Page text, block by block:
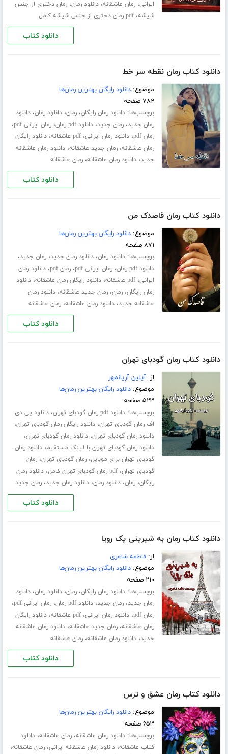
ایرانی،رمان عاشقانه،دانلود رمان،رمان دختری از جنس
شیشه،pdf رمان دختری از جنس شیشه کامل
دانلود کتاب
دانلود کتاب رمان نقطه سر خط
موضوع:دانلود رایگان بهترین رمان‌ها
۷۸۲ صفحه
برچسب‌ها:دانلود رمان رایگان،رمان،دانلود رمان،دانلود
رمان جدید،رمان جدید،دانلود pdf رمان ،رمان ایرانی pdf ،
رمان pdf ،دانلود رمان ایرانی،pdf عاشقانه ،دانلود رایگان
رمان عاشقانه،رمان جدید عاشقانه،دانلود رمان عاشقانه
جدید،دانلود رمان عاشقانه،رمان عاشقانه
دانلود کتاب
دانلود کتاب رمان قاصدک من
موضوع:دانلود رایگان بهترین رمان‌ها
۸۷۱ صفحه
برچسب‌ها:دانلود رمان،دانلود رمان جدید،رمان جدید،
دانلود pdf رمان ،رمان ایرانی pdf ،رمان pdf ،دانلود رمان
ایرانی،pdf عاشقانه ،دانلود رایگان رمان عاشقانه،دانلود
رمان رایگان،رمان،رمان جدید عاشقانه،دانلود رمان
عاشقانه جدید،دانلود رمان عاشقانه،رمان عاشقانه
دانلود کتاب
دانلود کتاب رمان گودبای تهران
از:آیلین آریانمهر
موضوع:دانلود رایگان بهترین رمان‌ها
۵۲۳ صفحه
برچسب‌ها:دانلود pdf رمان گودبای تهران ،دانلود پی دی
اف رمان گودبای تهران،دانلود رایگان رمان گودبای تهران،
دانلود رمان گودبای تهران،دانلود رمان گودبای تهران،
دانلود رمان گودبای تهران با لینک مستقیم،دانلود رمان
گودبای تهران برای موبایل،رمان گودبای تهران،رمان
گودبای تهران،pdf رمان گودبای تهران کامل ،دانلود رمان
رایگان،رمان،دانلود رمان،دانلود رمان جدید،رمان جدید
دانلود کتاب
دانلود کتاب رمان به شیرینی یک رویا
از:فاطمه شاعری
موضوع:دانلود رایگان بهترین رمان‌ها
۲۱۰ صفحه
برچسب‌ها:دانلود رمان رایگان،رمان،دانلود رمان،دانلود
رمان جدید،رمان جدید،دانلود pdf رمان ،رمان ایرانی pdf ،
رمان pdf ،دانلود رمان ایرانی،pdf عاشقانه ،دانلود رایگان
رمان عاشقانه،رمان جدید عاشقانه،دانلود رمان عاشقانه
جدید،دانلود رمان عاشقانه،رمان عاشقانه
دانلود کتاب
دانلود کتاب رمان عشق و ترس
موضوع:دانلود رایگان بهترین رمان‌ها
۶۵۳ صفحه
برچسب‌ها:دانلود رمان عاشقانه،رمان عاشقانه،دانلود
کتاب عاشقانه،دانلود رمان عاشقانه ایرانی،رمان عاشقانه،